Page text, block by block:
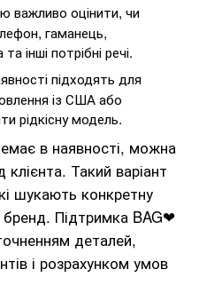
важливо оцінити, чи
гаманець,
інші потрібні речі.
підходять для
із США або
рідкісну модель.
в наявності, можна
клієнта. Такий варіант
шукають конкретну
бренд. Підтримка BAG❤
деталей,
і розрахунком умов